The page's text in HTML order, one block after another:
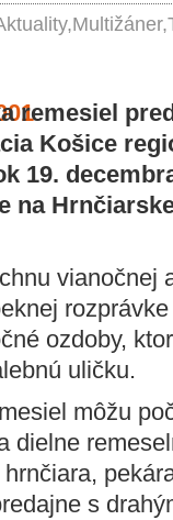
,Multižáner,
remesiel
Košice
19.
na
vianočnej
ozdoby,
uličku.
môžu
dielne
s